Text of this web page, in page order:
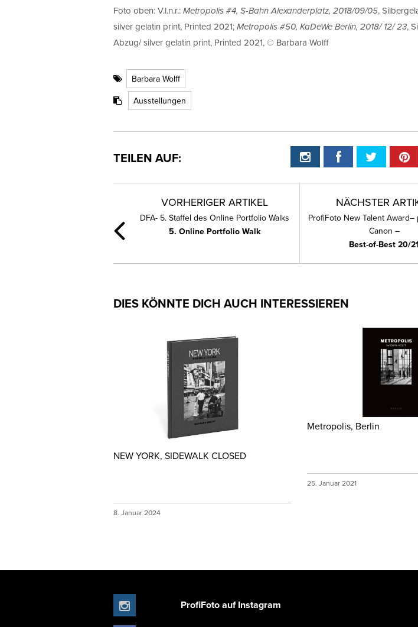
Foto oben: V.l.n.r.: Metropolis #4, S-Bahn Alexanderplatz, 2018/09/05,
silver gelatin print, Printed 2021; Metropolis #50, KaDeWe Berlin, 2018/ 12/ 23,
Abzug/ silver gelatin print, Printed 2021, © Barbara Wolff
Barbara Wolff
Ausstellungen
TEILEN AUF:
VORHERIGER ARTIKEL
DFA- 5. Staffel des Online Portfolio Walks
5. Online Portfolio Walk
NÄCHSTER
ProfiFoto New Talent
Canon –
Best-of-Best 20/21
DIES KÖNNTE DICH AUCH INTERESSIEREN
NEW YORK, SIDEWALK CLOSED
8. Januar 2024
Metropolis, Berlin
25. Januar 2021
ProfiFoto auf Instagram